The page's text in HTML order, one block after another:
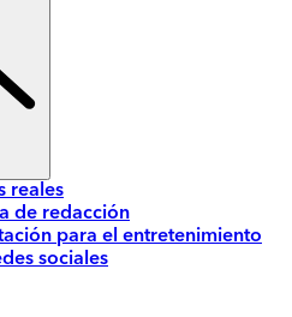
reales
de redacción
para el entretenimiento
sociales